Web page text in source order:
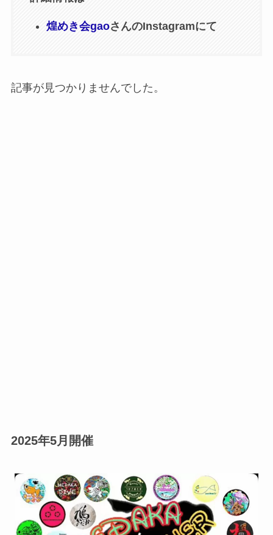
煌めき会gaoさんのInstagramにて
記事が見つかりませんでした。
2025年5月開催